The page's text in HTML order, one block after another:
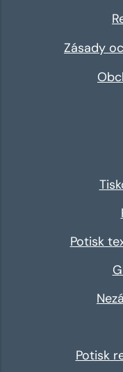
Zásady
Potisk
Potisk